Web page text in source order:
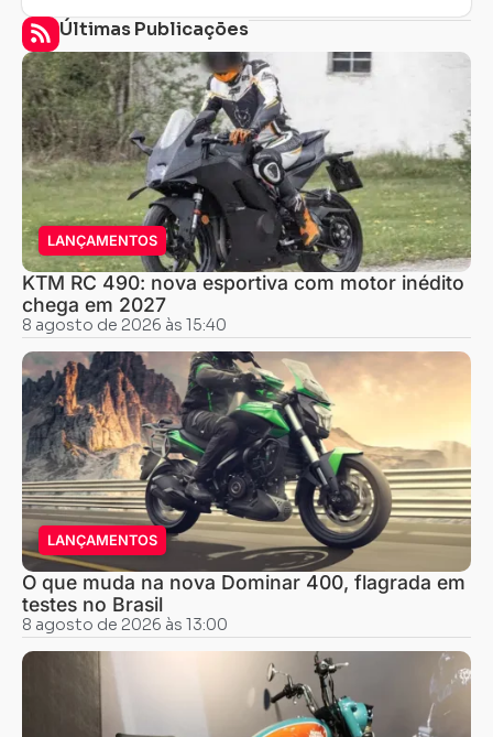
Últimas Publicações
LANÇAMENTOS
KTM RC 490: nova esportiva com motor inédito
chega em 2027
8 agosto de 2026 às 15:40
LANÇAMENTOS
O que muda na nova Dominar 400, flagrada em
testes no Brasil
8 agosto de 2026 às 13:00